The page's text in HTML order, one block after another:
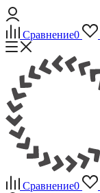
Сравнение0
Сравнение0